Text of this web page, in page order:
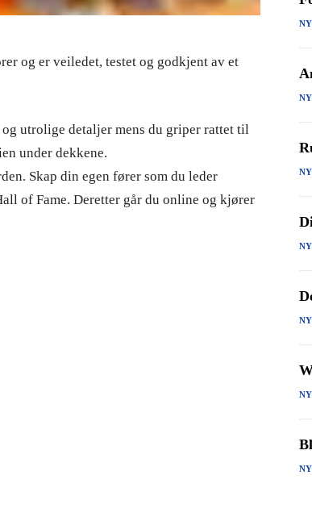
og er veiledet, testet og godkjent av et
utrolige detaljer mens du griper rattet til
under dekkene.
Skap din egen fører som du leder
of Fame. Deretter går du online og kjører